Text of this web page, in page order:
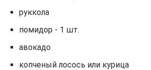
руккола
помидор - 1 шт.
авокадо
копченый лосось или курица